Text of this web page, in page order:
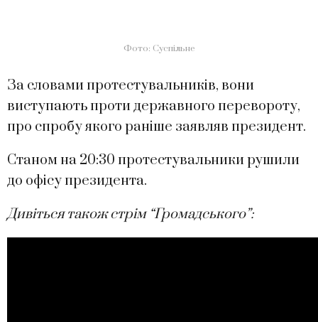
Фото: Суспільне
За словами протестувальників, вони
виступають проти державного перевороту,
про спробу якого раніше заявляв президент.
Станом на 20:30 протестувальники рушили
до офісу президента.
Дивіться також стрім “Громадського”: